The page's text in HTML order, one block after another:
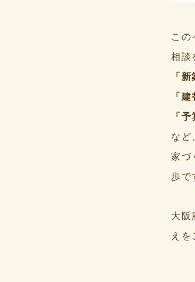
この
相談
「
「
「
など
家づ
歩で
大阪
え